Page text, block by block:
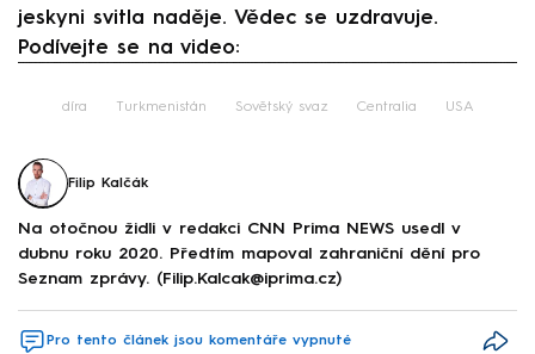
jeskyni svitla naděje. Vědec se uzdravuje.
Podívejte se na video:
díra Turkmenistán Sovětský svaz Centralia USA
Filip Kalčák
Na otočnou židli v redakci CNN Prima NEWS usedl v
dubnu roku 2020. Předtím mapoval zahraniční dění pro
Seznam zprávy. (Filip.Kalcak@iprima.cz)
Pro tento článek jsou komentáře vypnuté